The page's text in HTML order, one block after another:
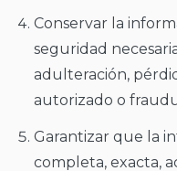
Conservar la
seguridad
adulteración,
autorizado o
Garantizar que la
completa, exacta,